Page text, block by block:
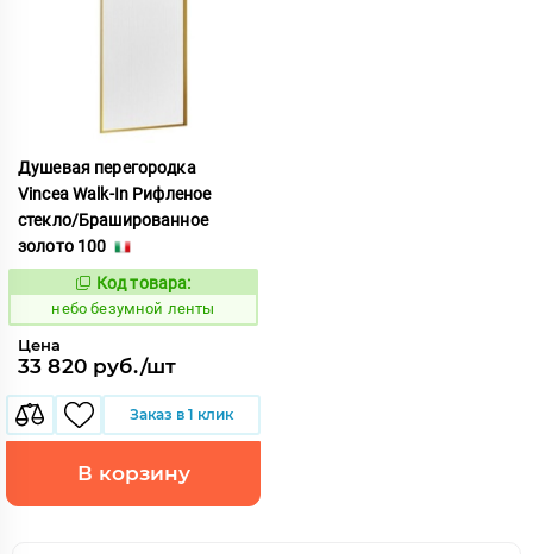
Душевая перегородка
Vincea Walk-In Рифленое
стекло/Брашированное
золото 100
Код:
1124168
Код товара:
небо безумной ленты
Цена
33 820 руб./шт
Заказ в 1 клик
В корзину